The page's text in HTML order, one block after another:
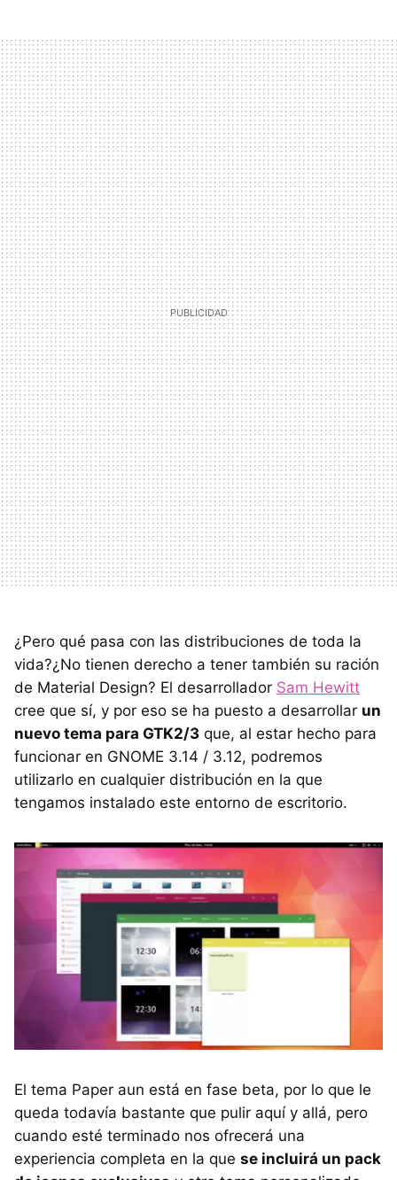
¿Pero qué pasa con las distribuciones de toda la
vida?¿No tienen derecho a tener también su ración
de Material Design? El desarrollador Sam Hewitt
cree que sí, y por eso se ha puesto a desarrollar un
nuevo tema para GTK2/3 que, al estar hecho para
funcionar en GNOME 3.14 / 3.12, podremos
utilizarlo en cualquier distribución en la que
tengamos instalado este entorno de escritorio.
El tema Paper aun está en fase beta, por lo que le
queda todavía bastante que pulir aquí y allá, pero
cuando esté terminado nos ofrecerá una
experiencia completa en la que se incluirá un pack